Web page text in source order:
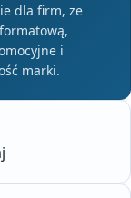
dla firm, ze
i
marki.